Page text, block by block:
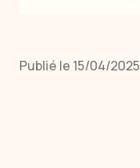
Publié le 15/04/2025